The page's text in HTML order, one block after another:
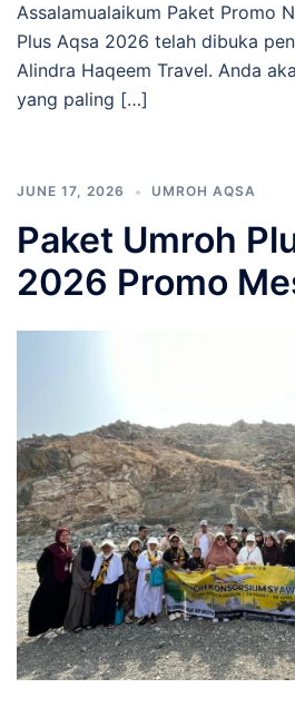
Assalamualaikum Paket Promo
Plus Aqsa 2026 telah dibuka
Alindra Haqeem Travel. Anda
yang paling […]
JUNE 17, 2026 UMROH AQSA
Paket Umroh
2026 Promo